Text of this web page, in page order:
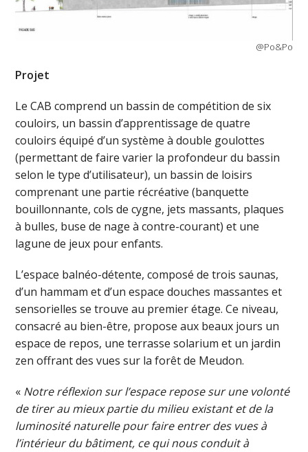
@Po&Po
Projet
Le CAB comprend un bassin de compétition de six
couloirs, un bassin d’apprentissage de quatre
couloirs équipé d’un système à double goulottes
(permettant de faire varier la profondeur du bassin
selon le type d’utilisateur), un bassin de loisirs
comprenant une partie récréative (banquette
bouillonnante, cols de cygne, jets massants, plaques
à bulles, buse de nage à contre-courant) et une
lagune de jeux pour enfants.
L’espace balnéo-détente, composé de trois saunas,
d’un hammam et d’un espace douches massantes et
sensorielles se trouve au premier étage. Ce niveau,
consacré au bien-être, propose aux beaux jours un
espace de repos, une terrasse solarium et un jardin
zen offrant des vues sur la forêt de Meudon.
« Notre réflexion sur l’espace repose sur une volonté
de tirer au mieux partie du milieu existant et de la
luminosité naturelle pour faire entrer des vues à
l’intérieur du bâtiment, ce qui nous conduit à